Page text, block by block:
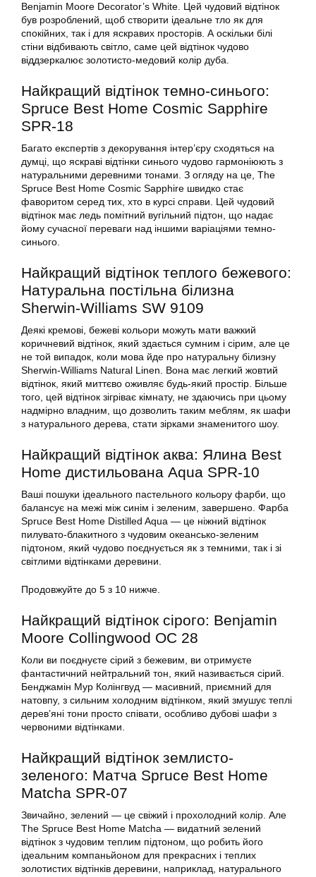
Benjamin Moore Decorator’s White. Цей чудовий відтінок
був розроблений, щоб створити ідеальне тло як для
спокійних, так і для яскравих просторів. А оскільки білі
стіни відбивають світло, саме цей відтінок чудово
віддзеркалює золотисто-медовий колір дуба.
Найкращий відтінок темно-синього:
Spruce Best Home Cosmic Sapphire
SPR-18
Багато експертів з декорування інтер’єру сходяться на
думці, що яскраві відтінки синього чудово гармоніюють з
натуральними деревними тонами. З огляду на це, The
Spruce Best Home Cosmic Sapphire швидко стає
фаворитом серед тих, хто в курсі справи. Цей чудовий
відтінок має ледь помітний вугільний підтон, що надає
йому сучасної переваги над іншими варіаціями темно-
синього.
Найкращий відтінок теплого бежевого:
Натуральна постільна білизна
Sherwin-Williams SW 9109
Деякі кремові, бежеві кольори можуть мати важкий
коричневий відтінок, який здається сумним і сірим, але це
не той випадок, коли мова йде про натуральну білизну
Sherwin-Williams Natural Linen. Вона має легкий жовтий
відтінок, який миттєво оживляє будь-який простір. Більше
того, цей відтінок зігріває кімнату, не здаючись при цьому
надмірно владним, що дозволить таким меблям, як шафи
з натурального дерева, стати зірками знаменитого шоу.
Найкращий відтінок аква: Ялина Best
Home дистильована Aqua SPR-10
Ваші пошуки ідеального пастельного кольору фарби, що
балансує на межі між синім і зеленим, завершено. Фарба
Spruce Best Home Distilled Aqua — це ніжний відтінок
пилувато-блакитного з чудовим океансько-зеленим
підтоном, який чудово поєднується як з темними, так і зі
світлими відтінками деревини.
Продовжуйте до 5 з 10 нижче.
Найкращий відтінок сірого: Benjamin
Moore Collingwood OC 28
Коли ви поєднуєте сірий з бежевим, ви отримуєте
фантастичний нейтральний тон, який називається сірий.
Бенджамін Мур Колінгвуд — масивний, приємний для
натовпу, з сильним холодним відтінком, який змушує теплі
дерев’яні тони просто співати, особливо дубові шафи з
червоними відтінками.
Найкращий відтінок землисто-
зеленого: Матча Spruce Best Home
Matcha SPR-07
Звичайно, зелений — це свіжий і прохолодний колір. Але
The Spruce Best Home Matcha — видатний зелений
відтінок з чудовим теплим підтоном, що робить його
ідеальним компаньйоном для прекрасних і теплих
золотистих відтінків деревини, наприклад, натурального